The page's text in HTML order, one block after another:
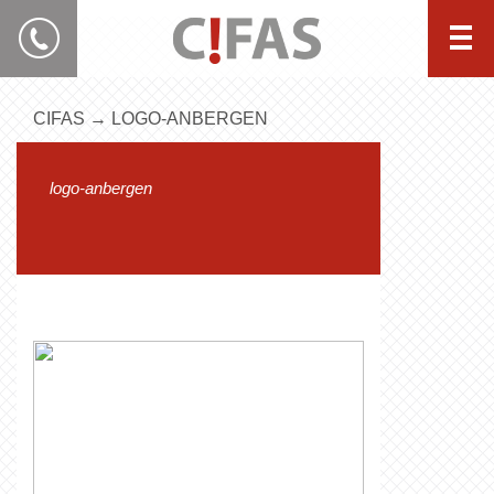
CIFAS → LOGO-ANBERGEN
logo-anbergen